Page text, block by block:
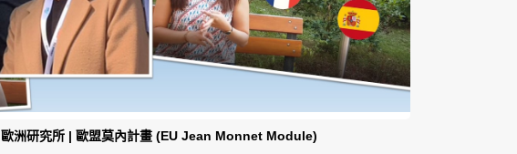
歐洲研究所 | 歐盟莫內計畫 (EU Jean Monnet Module)